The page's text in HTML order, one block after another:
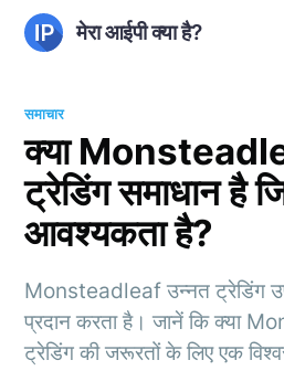
मेरा आईपी क्या है?
समाचार
क्या
ट्रेडिंग समाधान है
आवश्यकता है?
Monsteadleaf उन्नत ट्रेडिंग
प्रदान करता है। जानें कि क्या
ट्रेडिंग की जरूरतों के लिए एक